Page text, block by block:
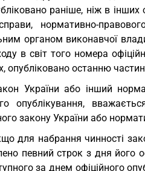
раніше, ніж в
нормативно-
органом виконавчої
в світ того номера
опубліковано останню
України або інший
опублікування,
закону України або
для набрання чинності
певний строк з дня його
за днем офіційного